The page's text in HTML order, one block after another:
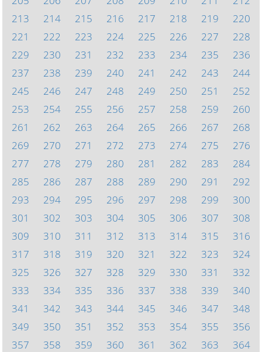
213
214 215 216 217 218 219
220
221
222 223 224 225 226 227
228
229
230 231 232 233 234 235
236
237
238 239 240 241 242 243
244
245
246 247 248 249 250 251
252
253
254 255 256 257 258 259
260
261
262 263 264 265 266 267
268
269
270 271 272 273 274 275
276
277
278 279 280 281 282 283
284
285
286 287 288 289 290 291
292
293
294 295 296 297 298 299
300
301
302 303 304 305 306 307
308
309
310 311 312 313 314 315
316
317
318 319 320 321 322 323
324
325
326 327 328 329 330 331
332
333
334 335 336 337 338 339
340
341
342 343 344 345 346 347
348
349
350 351 352 353 354 355
356
357
358 359 360 361 362 363
364